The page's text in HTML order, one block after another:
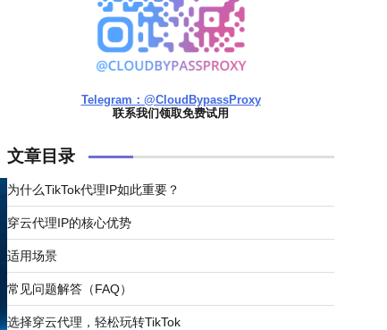
Telegram：@CloudBypassProxy
联系我们领取免费试用
文章目录
为什么TikTok代理IP如此重要？
穿云代理IP的核心优势
适用场景
常见问题解答（FAQ）
选择穿云代理，轻松玩转TikTok